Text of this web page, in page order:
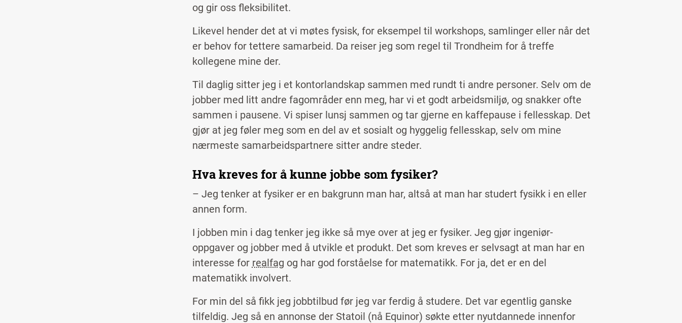
og gir oss fleksibilitet.
Likevel hender det at vi møtes fysisk, for eksempel til workshops, samlinger eller når det
er behov for tettere samarbeid. Da reiser jeg som regel til Trondheim for å treffe
kollegene mine der.
Til daglig sitter jeg i et kontorlandskap sammen med rundt ti andre personer. Selv om de
jobber med litt andre fagområder enn meg, har vi et godt arbeidsmiljø, og snakker ofte
sammen i pausene. Vi spiser lunsj sammen og tar gjerne en kaffepause i fellesskap. Det
gjør at jeg føler meg som en del av et sosialt og hyggelig fellesskap, selv om mine
nærmeste samarbeidspartnere sitter andre steder.
Hva kreves for å kunne jobbe som fysiker?
– Jeg tenker at fysiker er en bakgrunn man har, altså at man har studert fysikk i en eller
annen form.
I jobben min i dag tenker jeg ikke så mye over at jeg er fysiker. Jeg gjør ingeniør-
oppgaver og jobber med å utvikle et produkt. Det som kreves er selvsagt at man har en
interesse for realfag og har god forståelse for matematikk. For ja, det er en del
matematikk involvert.
For min del så fikk jeg jobbtilbud før jeg var ferdig å studere. Det var egentlig ganske
tilfeldig. Jeg så en annonse der Statoil (nå Equinor) søkte etter nyutdannede innenfor